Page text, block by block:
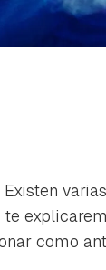
Existen
como